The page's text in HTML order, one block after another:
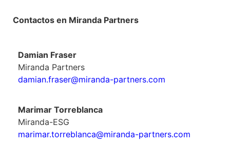
Contactos en Miranda Partners
Damian Fraser
Miranda Partners
damian.fraser@miranda-partners.com
Marimar Torreblanca
Miranda-ESG
marimar.torreblanca@miranda-partners.com